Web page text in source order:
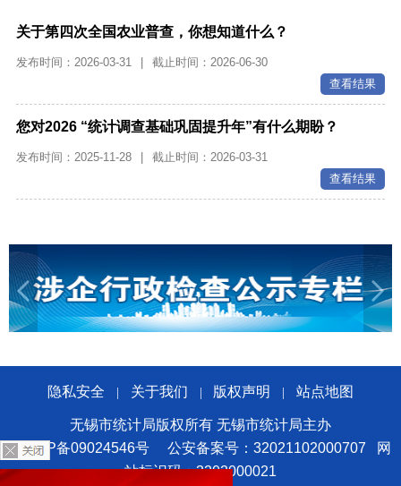
关于第四次全国农业普查，你想知道什么？
发布时间：2026-03-31
截止时间：2026-06-30
查看结果
您对2026 “统计调查基础巩固提升年”有什么期盼？
发布时间：2025-11-28
截止时间：2026-03-31
查看结果
隐私安全 关于我们 版权声明 站点地图
无锡市统计局版权所有 无锡市统计局主办
苏ICP备09024546号
公安备案号：32021102000707
网
站标识码：3202000021